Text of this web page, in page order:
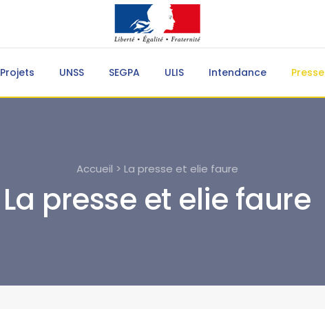
Projets UNSS SEGPA ULIS Intendance Presse
Accueil > La presse et elie faure
La presse et elie faure